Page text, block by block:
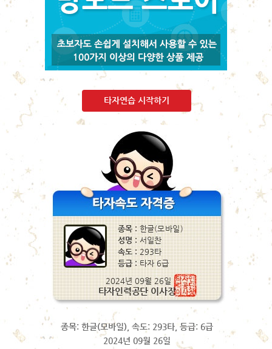
타자연습 시작하기
종목: 한글(모바일), 속도: 293타, 등급: 6급
2024년 09월 26일